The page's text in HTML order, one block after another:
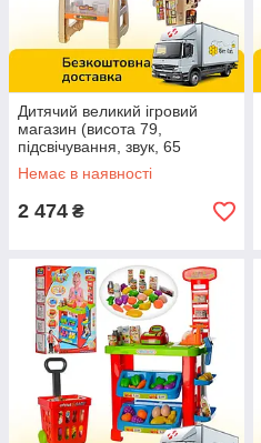
Дитячий великий ігровий
магазин (висота 79,
підсвічування, звук, 65
елементів, сканер, термінал,
продукти) 668-68
Немає в наявності
2 474 ₴